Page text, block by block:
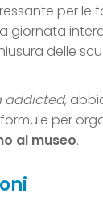
per le
giornata
delle
addicted,
per
al museo.